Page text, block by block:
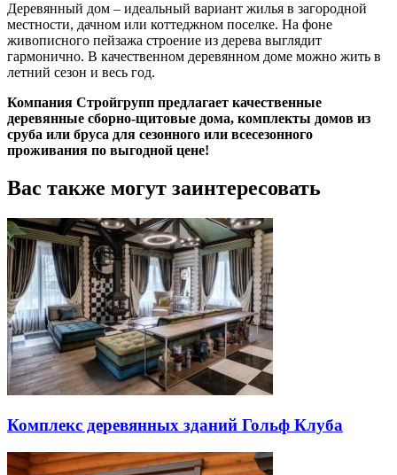
Деревянный дом – идеальный вариант жилья в загородной
местности, дачном или коттеджном поселке. На фоне
живописного пейзажа строение из дерева выглядит
гармонично. В качественном деревянном доме можно жить в
летний сезон и весь год.
Компания Стройгрупп предлагает качественные
деревянные сборно-щитовые дома, комплекты домов из
сруба или бруса для сезонного или всесезонного
проживания по выгодной цене!
Вас также могут заинтересовать
Комплекс деревянных зданий Гольф Клуба